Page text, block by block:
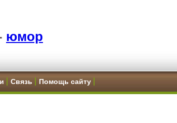
юмор
Связь Помощь сайту